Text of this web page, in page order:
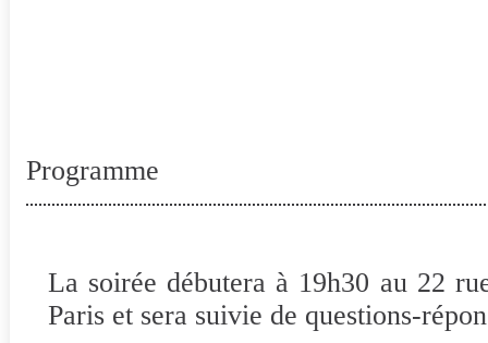
Programme
La soirée débutera à 19h30 au 22
Paris et sera suivie de questions-